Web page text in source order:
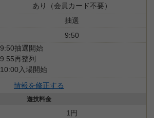
あり（会員カード不要）
抽選
9:50
9:50抽選開始
9:55再整列
10:00入場開始
情報を修正する
遊技料金
1円